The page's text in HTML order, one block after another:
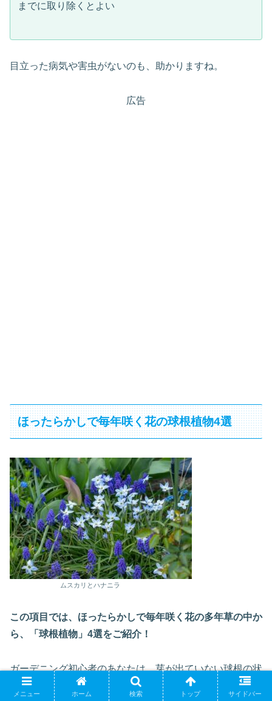
までに取り除くとよい
目立った病気や害虫がないのも、助かりますね。
広告
ほったらかしで毎年咲く花の球根植物4選
ムスカリとハナニラ
この項目では、ほったらかしで毎年咲く花の多年草の中か
ら、「球根植物」4選をご紹介 ！
ガーデニング初心者のあなたは、芽が出ていない球根の状
態で植え付けをするのは、難しいのではないかと思いま
メニュー ホーム 検索 トップ サイドバー